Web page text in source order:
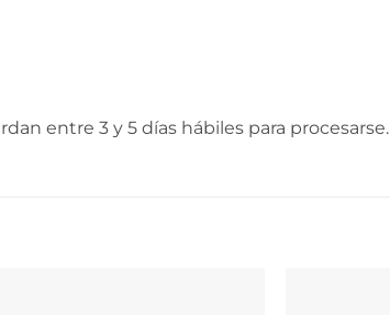
entre 3 y 5 días hábiles para procesarse.